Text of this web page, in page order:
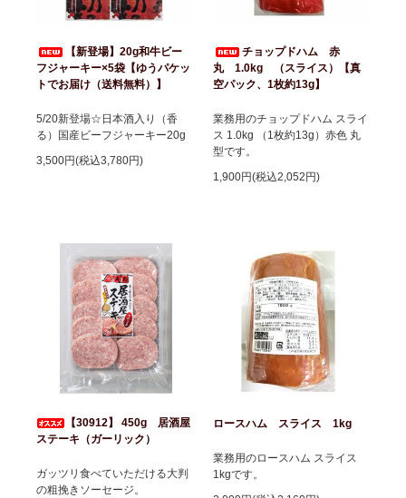
【新登場】20g和牛ビー
フジャーキー×5袋【ゆうパケッ
トでお届け（送料無料）】
5/20新登場☆日本酒入り（香
る）国産ビーフジャーキー20g
3,500円(税込3,780円)
チョップドハム 赤
丸 1.0kg （スライス）【真
空パック、1枚約13g】
業務用のチョップドハム スライ
ス 1.0kg （1枚約13g）赤色 丸
型です。
1,900円(税込2,052円)
【30912】 450g 居酒屋
ステーキ（ガーリック）
ガッツリ食べていただける大判
の粗挽きソーセージ。
ロースハム スライス 1kg
業務用のロースハム スライス
1kgです。